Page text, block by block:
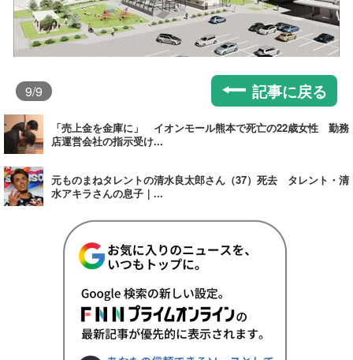
9/9 記事に戻る
「売上金を金庫に」 イオンモール熊本で死亡の22歳女性 勤務
店運営会社の指示受け...
元ものまねタレントの清水良太郎さん（37）死去 タレント・清
水アキラさんの息子｜...